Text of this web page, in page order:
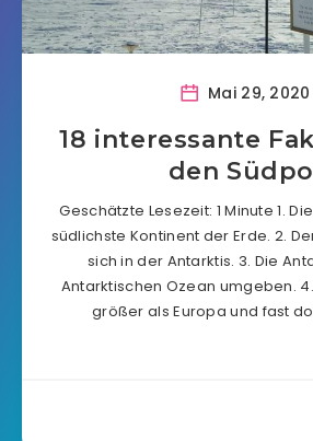
Mai 29, 2020
18 interessante
den Südpol
Geschätzte Lesezeit: 1 Minute 1.
südlichste Kontinent der Erde. 2.
sich in der Antarktis. 3. Die
Antarktischen Ozean umgeben.
größer als Europa und fast